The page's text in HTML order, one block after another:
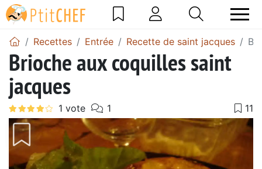
Recettes Entrée Recette de saint jacques
Brioche aux coquilles saint
jacques